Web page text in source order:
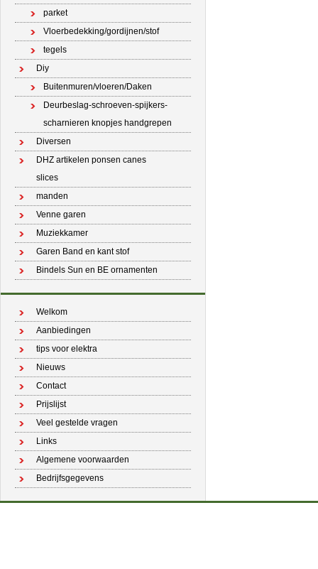
parket
Vloerbedekking/gordijnen/stof
tegels
Diy
Buitenmuren/vloeren/Daken
Deurbeslag-schroeven-spijkers-
scharnieren knopjes handgrepen
Diversen
DHZ artikelen ponsen canes
slices
manden
Venne garen
Muziekkamer
Garen Band en kant stof
Bindels Sun en BE ornamenten
Welkom
Aanbiedingen
tips voor elektra
Nieuws
Contact
Prijslijst
Veel gestelde vragen
Links
Algemene voorwaarden
Bedrijfsgegevens